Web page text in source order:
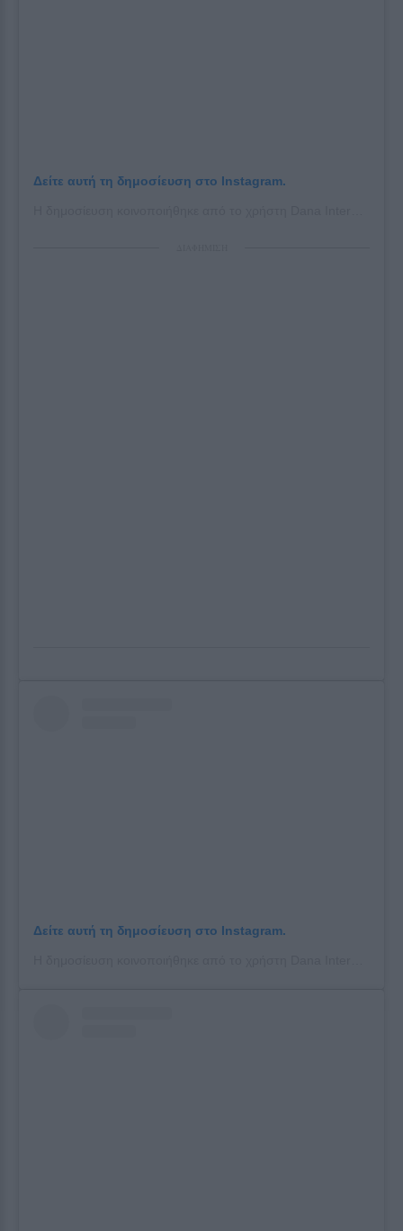
Δείτε αυτή τη δημοσίευση στο Instagram.
Δείτε αυτή τη δημοσίευση στο Instagram.